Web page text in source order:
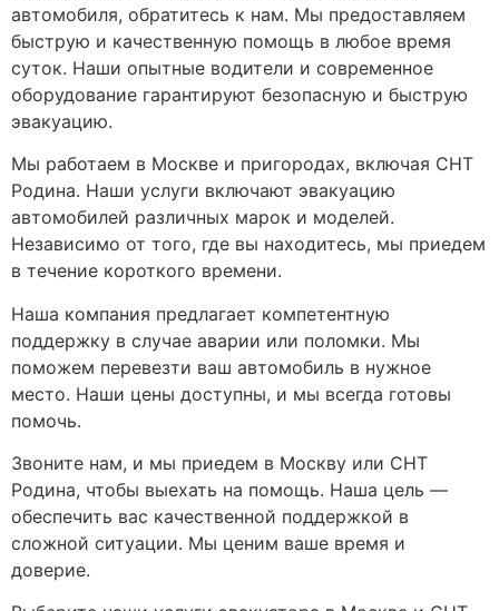
автомобиля, обратитесь к нам. Мы предоставляем
быструю и качественную помощь в любое время
суток. Наши опытные водители и современное
оборудование гарантируют безопасную и быструю
эвакуацию.
Мы работаем в Москве и пригородах, включая СНТ
Родина. Наши услуги включают эвакуацию
автомобилей различных марок и моделей.
Независимо от того, где вы находитесь, мы приедем
в течение короткого времени.
Наша компания предлагает компетентную
поддержку в случае аварии или поломки. Мы
поможем перевезти ваш автомобиль в нужное
место. Наши цены доступны, и мы всегда готовы
помочь.
Звоните нам, и мы приедем в Москву или СНТ
Родина, чтобы выехать на помощь. Наша цель —
обеспечить вас качественной поддержкой в
сложной ситуации. Мы ценим ваше время и
доверие.